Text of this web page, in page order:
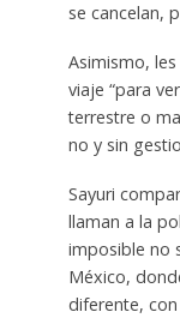
se cancelan,
Asimismo,
viaje “para
terrestre o
no y sin
Sayuri
llaman a la
imposible no
México,
diferente,